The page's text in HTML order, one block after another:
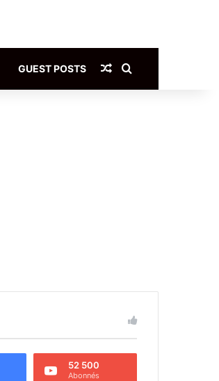
GUEST POSTS Article Aléatoire
52 500
Abonnés